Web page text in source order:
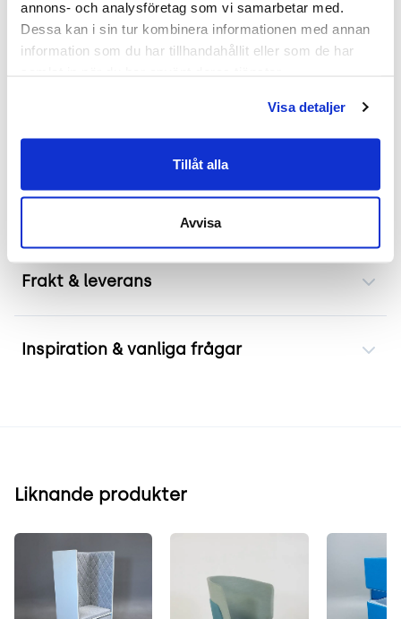
annons- och analysföretag som vi samarbetar med.
Dessa kan i sin tur kombinera informationen med annan
information som du har tillhandahållit eller som de har
Visa detaljer
Tillåt alla
Avvisa
Denna ljusgrå fåtölj med hög rygg från +Halle är
stöd och komfort med utmärkt ljudabsorbering.
Idealisk för kontorsmiljöer eller loungeområden
där avslappning och stillhet är viktiga. Dess
Frakt & leverans
Inspiration & vanliga frågar
Liknande produkter